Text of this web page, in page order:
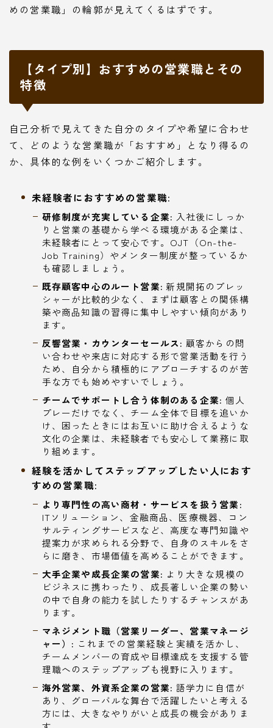
めの営業職」の輪郭が見えてくるはずです。
【タイプ別】おすすめの営業職とその
特徴
自己分析で見えてきた自分のタイプや希望に合わせ
て、どのような営業職が「おすすめ」となり得るの
か、具体的な例をいくつかご紹介します。
未経験者におすすめの営業職:
研修制度が充実している企業: 入社後にしっか
りと営業の基礎から学べる環境がある企業は、
未経験者にとって安心です。OJT（On-the-
Job Training）やメンター制度が整っているか
も確認しましょう。
既存顧客中心のルート営業: 新規開拓のプレッ
シャーが比較的少なく、まずは顧客との関係構
築や商品知識の習得に集中しやすい傾向があり
ます。
反響営業・カウンターセールス: 顧客からの問
い合わせや来店に対応する形で営業活動を行う
ため、自分から積極的にアプローチするのが苦
手な方でも始めやすいでしょう。
チームでサポートし合う体制のある企業: 個人
プレーだけでなく、チーム全体で目標を追いか
け、困ったときにはお互いに助け合えるような
文化の企業は、未経験者でも安心して業務に取
り組めます。
経験を活かしてステップアップしたい人におす
すめの営業職:
より専門性の高い商材・サービスを扱う営業:
ITソリューション、金融商品、医療機器、コン
サルティングサービスなど、高度な専門知識や
提案力が求められる分野で、自身のスキルをさ
らに磨き、市場価値を高めることができます。
大手企業や成長企業の営業: より大きな規模の
ビジネスに携わったり、成長著しい企業の勢い
の中で自身の能力を試したりするチャンスがあ
ります。
マネジメント職（営業リーダー、営業マネージ
ャー）: これまでの営業経験と実績を活かし、
チームメンバーの育成や目標達成を支援する管
理職へのステップアップも視野に入ります。
海外営業、外資系企業の営業: 語学力に自信が
あり、グローバルな舞台で活躍したいと考える
方には、大きなやりがいと成長の機会がありま